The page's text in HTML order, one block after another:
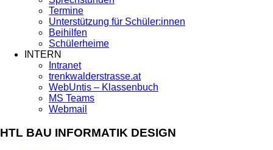
Termine
Unterstützung für Schüler:innen
Beihilfen
Schülerheime
INTERN
Intranet
trenkwalderstrasse.at
WebUntis – Klassenbuch
MS Teams
Webmail
HTL BAU INFORMATIK DESIGN